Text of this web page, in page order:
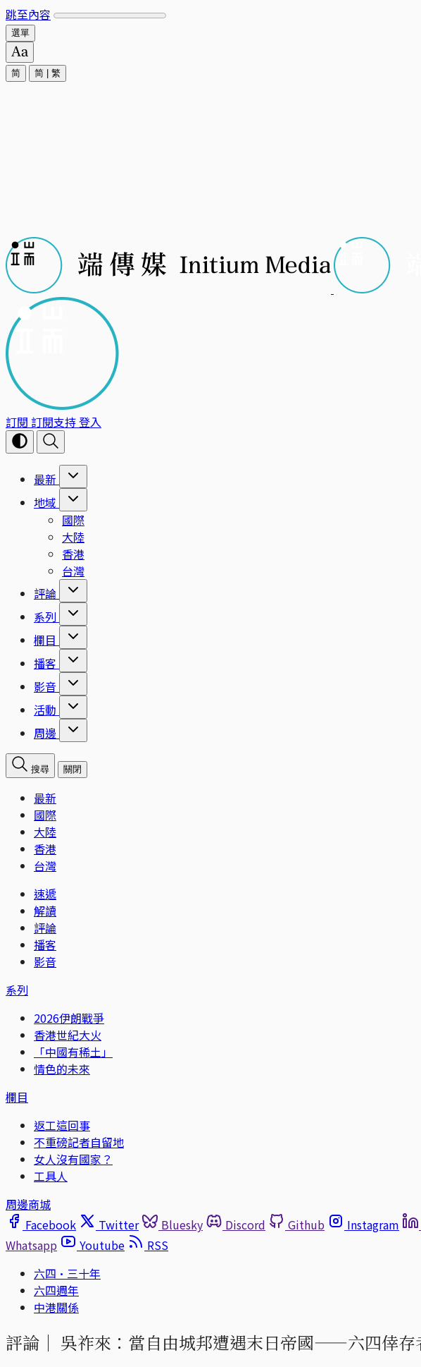
跳至內容
選單
简 简 繁
訂閱 訂閱支持登入
最新
地域
國際
大陸
香港
台灣
評論
系列
欄目
播客
影音
活動
周邊
搜尋 關閉
最新
國際
大陸
香港
台灣
速遞
解讀
評論
播客
影音
系列
2026伊朗戰爭
香港世紀大火
「中國有稀土」
情色的未來
欄目
返工這回事
不重磅記者自留地
女人沒有國家？
工具人
周邊商城
Facebook
Twitter Bluesky Discord Github Instagram
Whatsapp
Youtube
RSS
六四·三十年
六四週年
中港關係
評論｜ 吳祚來：當自由城邦遭遇末日帝國——六四倖存